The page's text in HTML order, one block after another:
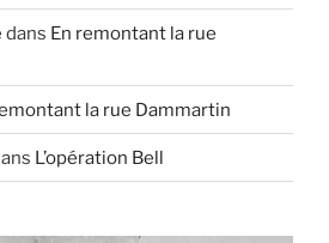
dans En remontant la rue
la rue Dammartin
L’opération Bell